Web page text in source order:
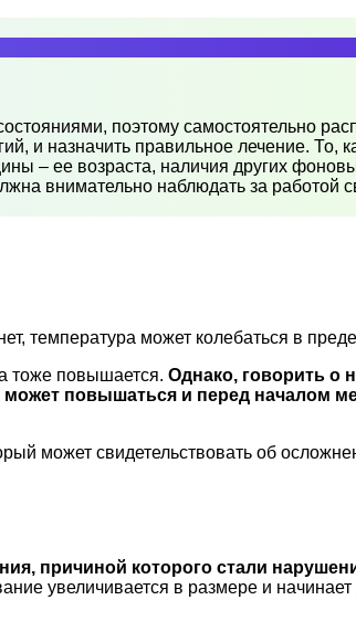
поэтому самостоятельно
и назначить правильное лечение. То,
– ее возраста, наличия других
внимательно наблюдать за работой
температура может колебаться в
тоже повышается. Однако, говорить о
может повышаться и перед началом
может свидетельствовать об
причиной которого стали
увеличивается в размере и